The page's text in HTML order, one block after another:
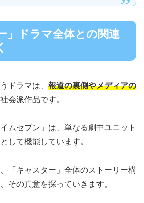
」ドラマ全体との関連
ドラマは、 報道の裏側やメディアの
会派作品です。
ムセブン」は、単なる劇中ユニット
として機能しています。
「キャスター」全体のストーリー構
その真意を探っていきます。